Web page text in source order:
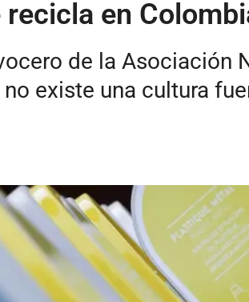
en
de la Asociación
existe una cultura